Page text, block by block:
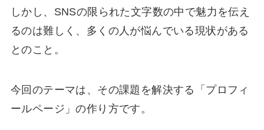
しかし、SNSの限られた文字数の中で魅力を伝え
るのは難しく、多くの人が悩んでいる現状がある
とのこと。
今回のテーマは、その課題を解決する「プロフィ
ールページ」の作り方です。